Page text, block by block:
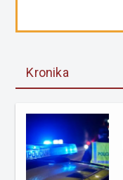
Kronika